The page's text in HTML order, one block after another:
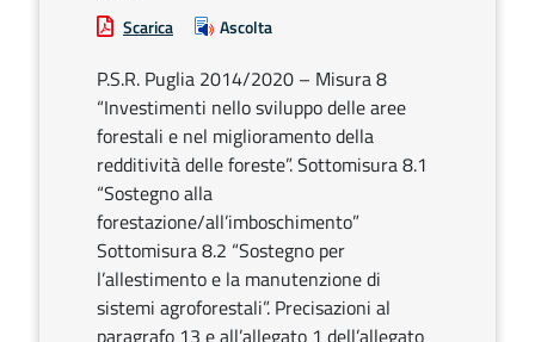
Scarica Ascolta
P.S.R. Puglia 2014/2020 – Misura 8
“Investimenti nello sviluppo delle aree
forestali e nel miglioramento della
redditività delle foreste”. Sottomisura 8.1
“Sostegno alla
forestazione/all’imboschimento”
Sottomisura 8.2 “Sostegno per
l’allestimento e la manutenzione di
sistemi agroforestali”. Precisazioni al
paragrafo 13 e all’allegato 1 dell’allegato